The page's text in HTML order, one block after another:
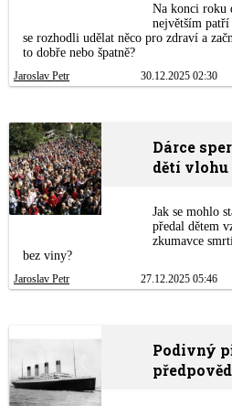
Na konci roku
největším
se rozhodli udělat něco pro zdraví a
to dobře nebo špatně?
Jaroslav Petr 30.12.2025 02:30
Dárce
dětí vlohu
Jak se mohlo
předal dětem
zkumavce
bez viny?
Jaroslav Petr 27.12.2025 05:46
Podivný